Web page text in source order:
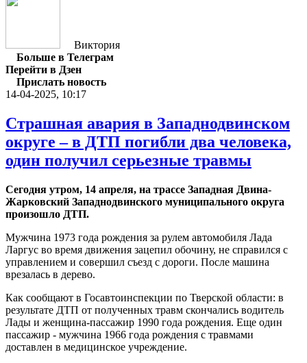
Виктория
Больше в Телеграм
Перейти в Дзен
Прислать новость
14-04-2025, 10:17
Страшная авария в Западнодвинском
округе – в ДТП погибли два человека,
один получил серьезные травмы
Cегодня утром, 14 апреля, на трассе Западная Двина-
Жарковский Западнодвинского муниципального округа
произошло ДТП.
Мужчина 1973 года рождения за рулем автомобиля Лада
Ларгус во время движения зацепил обочину, не справился с
управлением и совершил съезд с дороги. После машина
врезалась в дерево.
Как сообщают в Госавтоинспекции по Тверской области: в
результате ДТП от полученных травм скончались водитель
Лады и женщина-пассажир 1990 года рождения. Еще один
пассажир - мужчина 1966 года рождения с травмами
доставлен в медицинское учреждение.